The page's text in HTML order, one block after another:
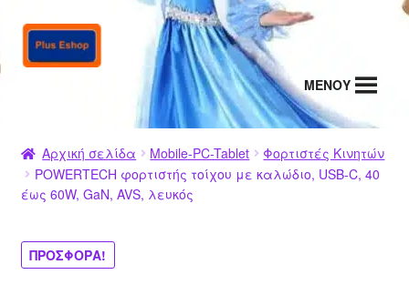
Απευθείας
μετάβαση
Μετάβαση
σε
MENΟΥ
Αρχική σελίδα Mobile-PC-Tablet
Φορτιστές Κινητών
POWERTECH φορτιστής τοίχου με καλώδιο, USB-C, 40
έως 60W, GaN, AVS, λευκός
ΠΡΟΣΦΟΡΆ!